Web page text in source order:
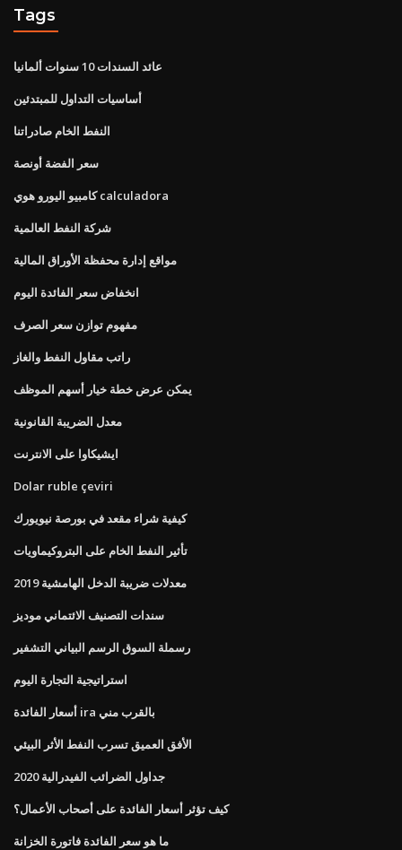
Tags
عائد السندات 10 سنوات ألمانيا
أساسيات التداول للمبتدئين
النفط الخام صادراتنا
سعر الفضة أونصة
كامبيو اليورو هوي calculadora
شركة النفط العالمية
مواقع إدارة محفظة الأوراق المالية
انخفاض سعر الفائدة اليوم
مفهوم توازن سعر الصرف
راتب مقاول النفط والغاز
يمكن عرض خطة خيار أسهم الموظف
معدل الضريبة القانونية
ايشيكاوا على الانترنت
Dolar ruble çeviri
كيفية شراء مقعد في بورصة نيويورك
تأثير النفط الخام على البتروكيماويات
معدلات ضريبة الدخل الهامشية 2019
سندات التصنيف الائتماني موديز
رسملة السوق الرسم البياني التشفير
استراتيجية التجارة اليوم
أسعار الفائدة ira بالقرب مني
الأفق العميق تسرب النفط الأثر البيئي
جداول الضرائب الفيدرالية 2020
كيف تؤثر أسعار الفائدة على أصحاب الأعمال؟
ما هو سعر الفائدة فاتورة الخزانة